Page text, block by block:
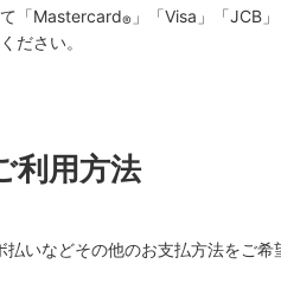
「Mastercard® 」「Visa」「JCB
ださい。
利用方法
払いなどその他のお支払方法をご